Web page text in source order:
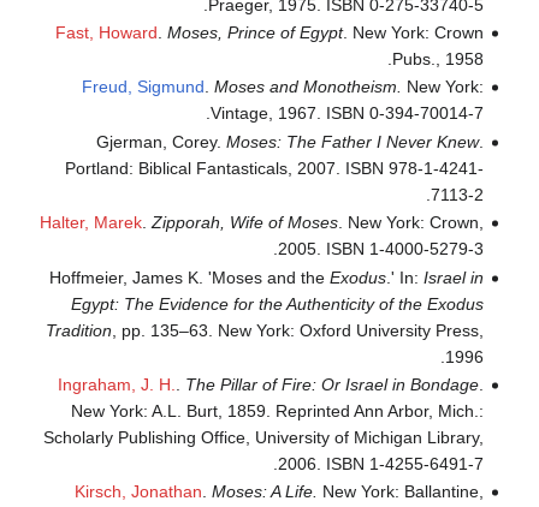
Praeger, 1975. ISBN 0-275-33740-5.
Fast, Howard Moses, Prince of Egypt. New York: Crown
Pubs., 1958.
Freud, Sigmund. Moses and Monotheism. New York:
Vintage, 1967. ISBN 0-394-70014-7.
Gjerman, Corey. Moses: The Father I Never Knew.
Portland: Biblical Fantasticals, 2007. ISBN 978-1-4241-
7113-2.
Halter, Marek.Zipporah, Wife of Moses. New York: Crown,
2005. ISBN 1-4000-5279-3.
Hoffmeier, James K. 'Moses and the Exodus.' In: Israel in
Egypt: The Evidence for the Authenticity of the Exodus
Tradition , pp. 135–63. New York: Oxford University Press,
1996.
Ingraham, J. H.
The Pillar of Fire: Or Israel in Bondage.
New York: A.L. Burt, 1859. Reprinted Ann Arbor, Mich.:
Scholarly Publishing Office, University of Michigan Library,
2006. ISBN 1-4255-6491-7.
Kirsch, Jonathan. Moses: A Life. New York: Ballantine,